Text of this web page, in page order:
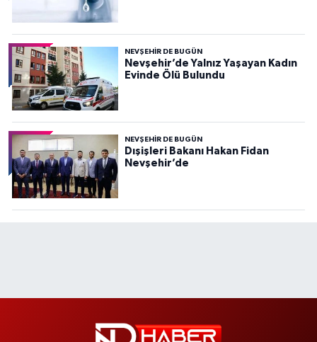
NEVŞEHIR DE BUGÜN
Nevşehir’de Yalnız Yaşayan Kadın
Evinde Ölü Bulundu
NEVŞEHIR DE BUGÜN
Dışişleri Bakanı Hakan Fidan
Nevşehir’de